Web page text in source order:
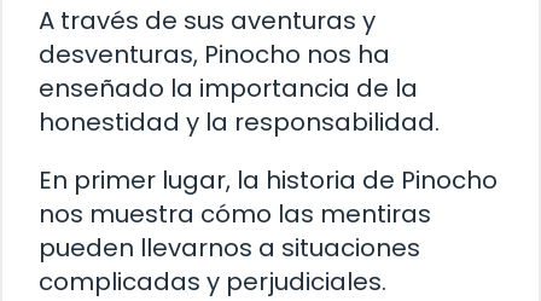
A través de sus aventuras y
desventuras, Pinocho nos ha
enseñado la importancia de la
honestidad y la responsabilidad.
En primer lugar, la historia de Pinocho
nos muestra cómo las mentiras
pueden llevarnos a situaciones
complicadas y perjudiciales.